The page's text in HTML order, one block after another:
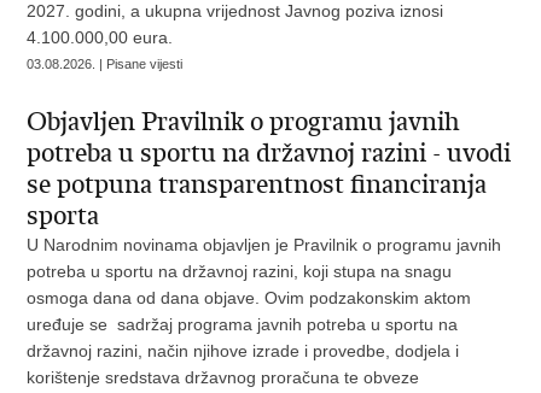
2027. godini, a ukupna vrijednost Javnog poziva iznosi
4.100.000,00 eura.
03.08.2026. | Pisane vijesti
Objavljen Pravilnik o programu javnih
potreba u sportu na državnoj razini - uvodi
se potpuna transparentnost financiranja
sporta
U Narodnim novinama objavljen je Pravilnik o programu javnih
potreba u sportu na državnoj razini, koji stupa na snagu
osmoga dana od dana objave. Ovim podzakonskim aktom
uređuje se sadržaj programa javnih potreba u sportu na
državnoj razini, način njihove izrade i provedbe, dodjela i
korištenje sredstava državnog proračuna te obveze